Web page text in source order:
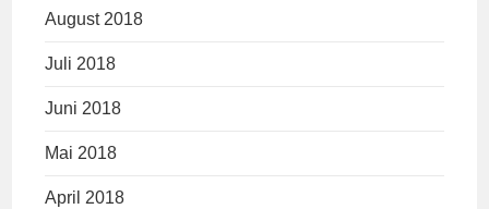
August 2018
Juli 2018
Juni 2018
Mai 2018
April 2018